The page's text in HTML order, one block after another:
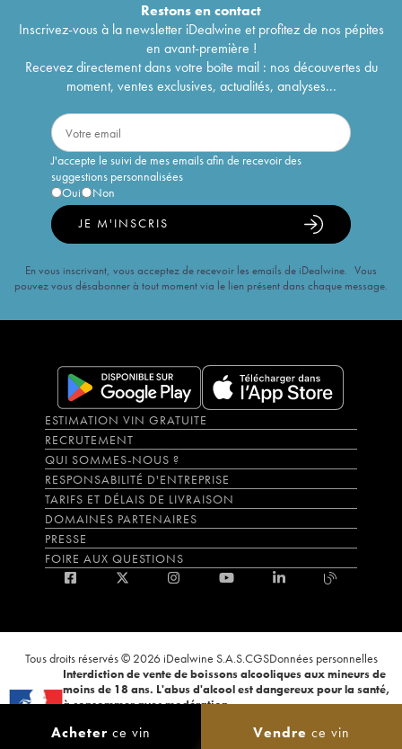
Acheter ce vin Vendre ce vin
Restons encontact
Inscrivez-vous à la newsletter iDealwine et profitez de nos pépites
en avant-première !
Recevez directement dans votre boîte mail : nos découvertes du
moment, ventes exclusives, actualités, analyses...
J'accepte le suivi de mes emails afin de recevoir des
suggestions personnalisées
Oui
Non
JE M'INSCRIS
En vous inscrivant, vous acceptez de recevoir les emails de iDealwine. Vous
pouvez vous désabonner à tout moment via le lien présent dans chaque message.
ESTIMATION VIN GRATUITE
RECRUTEMENT
QUI SOMMES-NOUS ?
RESPONSABILITÉ D'ENTREPRISE
TARIFS ET DÉLAIS DE LIVRAISON
DOMAINES PARTENAIRES
PRESSE
FOIRE AUX QUESTIONS
Tous droits réservés © 2026 iDealwine S.A.S.CGSDonnées personnelles
Interdiction de vente de boissons alcooliques aux mineurs de
moins de 18 ans. L'abus d'alcool est dangereux pour la santé,
à consommer avec modération.
ligne. CODE DE LA SANTÉ PUBLIQUE, ART.L.3342-1 et L.3353-3